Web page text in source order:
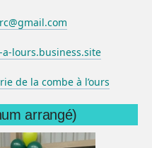
a-lours.business.site
de la combe à l’ours
arrangé)